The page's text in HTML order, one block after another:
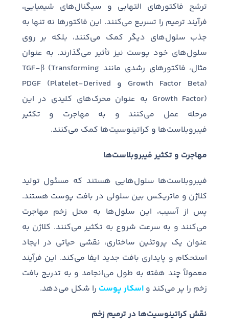
ترشح فاکتورهای التهابی و سیگنالهای شیمیایی،
فرآیند ترمیم را تسریع میکنند. این فاکتورها نه تنها به
جذب سلولهای دیگر کمک میکنند، بلکه بر روی
سلولهای خود پوست نیز تأثیر میگذارند. به عنوان
مثال، فاکتورهای رشدی مانند TGF-β (Transforming
Growth Factor Beta) و PDGF (Platelet-Derived
Growth Factor) به عنوان محرکهای کلیدی در این
مرحله عمل میکنند و به مهاجرت و تکثیر
فیبروبلاستها و کراتینوسیتها کمک میکنند.
مهاجرت و تکثیر فیبروبلاست‌ها
فیبروبلاستها سلولهایی هستند که مسئول تولید
کلاژن و ماتریکس بین سلولی در بافت پوست هستند.
پس از آسیب، این سلولها به محل زخم مهاجرت
میکنند و به سرعت شروع به تکثیر میکنند. کلاژن به
عنوان یک پروتئین ساختاری، نقشی حیاتی در ایجاد
استحکام و پایداری بافت جدید ایفا میکند. این فرآیند
معمولاً چند هفته به طول میانجامد و به تدریج بافت
زخم را پر میکند و اسکار پوست را شکل میدهد.
نقش کراتینوسیت‌ها در ترمیم زخم